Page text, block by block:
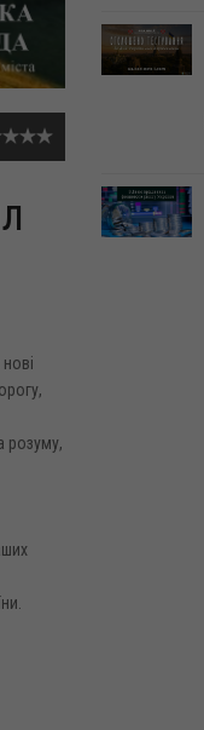
розуму,